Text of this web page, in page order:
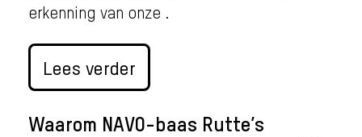
erkenning van onze .
Lees verder
Waarom NAVO-baas Rutte’s